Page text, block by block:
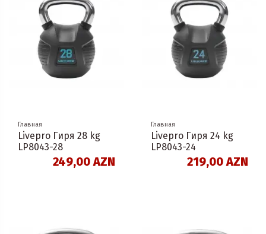
Главная
Livepro Гиря 28 kg
LP8043-28
249,00 AZN
Главная
Livepro Гиря 24 kg
LP8043-24
219,00 AZN